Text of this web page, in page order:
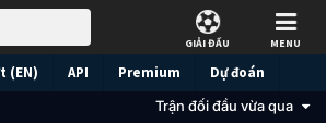
GIẢI ĐẤU MENU
(EN) API Premium Dự đoán
Trận đối đầu vừa qua